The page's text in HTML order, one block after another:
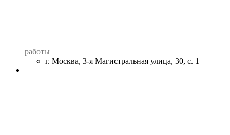
работы
г. Москва, 3-я Магистральная улица, 30, с. 1